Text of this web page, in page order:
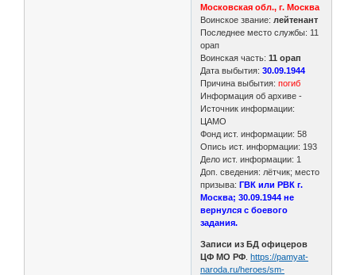
Московская обл., г. Москва
Воинское звание: лейтенант
Последнее место службы: 11
орап
Воинская часть:11 орап
Дата выбытия: 30.09.1944
Причина выбытия: погиб
Информация об архиве -
Источник информации:
ЦАМО
Фонд ист. информации: 58
Опись ист. информации: 193
Дело ист. информации: 1
Доп. сведения: лётчик; место
призыва:ГВК или РВК г.
Москва; 30.09.1944 не
вернулся с боевого
задания.
Записи из БД офицеров
ЦФ МО РФ .https://pamyat-
naroda.ru/heroes/sm-